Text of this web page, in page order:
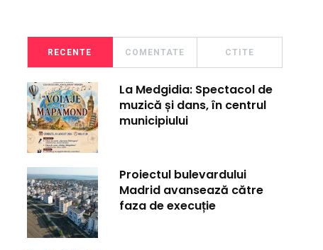
RECENTE COMENTATE CTITE
La Medgidia: Spectacol de
muzică și dans, în centrul
municipiului
Proiectul bulevardului
Madrid avansează către
faza de execuție